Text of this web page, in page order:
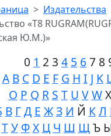
Издательства
«Т8
Ю.М.)»
0 1 2 3 4 5 6 7 8
A B C D E F G H I J K
O P Q R S T U V WX
В Г Д Е Ж З И Й К Л
Т У Ф Х Ц Ч Ш ЩЪ